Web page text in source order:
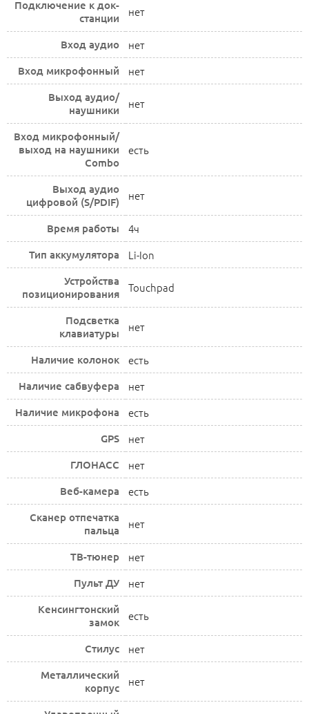
Подключение к док-
станции
нет
Вход аудио нет
Вход микрофонный нет
Выход аудио/
наушники
нет
Вход микрофонный/
выход на наушники
Combo
есть
Выход аудио
цифровой (S/PDIF)
нет
Время работы 4ч
Тип аккумулятора Li-Ion
Устройства
позиционирования
Touchpad
Подсветка
клавиатуры
нет
Наличие колонок есть
Наличие сабвуфера нет
Наличие микрофона есть
GPS нет
ГЛОНАСС нет
Веб-камера есть
Сканер отпечатка
пальца
нет
ТВ-тюнер нет
Пульт ДУ нет
Кенсингтонский
замок
есть
Стилус нет
Металлический
корпус
нет